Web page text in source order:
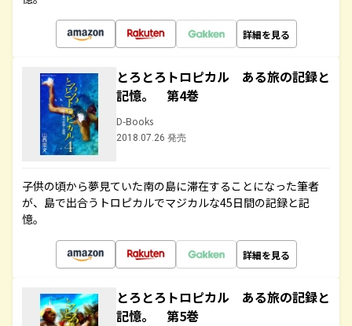
詳細を見る
とろとろトロピカル ある旅の記録と
記憶。 第4巻
D-Books
2018.07.26 発売
子供の頃から夢見ていた南の島に滞在することになった筆者
が、島で出合うトロピカルでマジカルな45日間の記録と記
憶。
詳細を見る
とろとろトロピカル ある旅の記録と
記憶。 第5巻